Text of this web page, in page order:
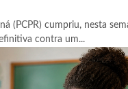
(PCPR) cumpriu, nesta
contra um...